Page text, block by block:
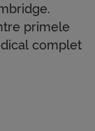
primele
complet